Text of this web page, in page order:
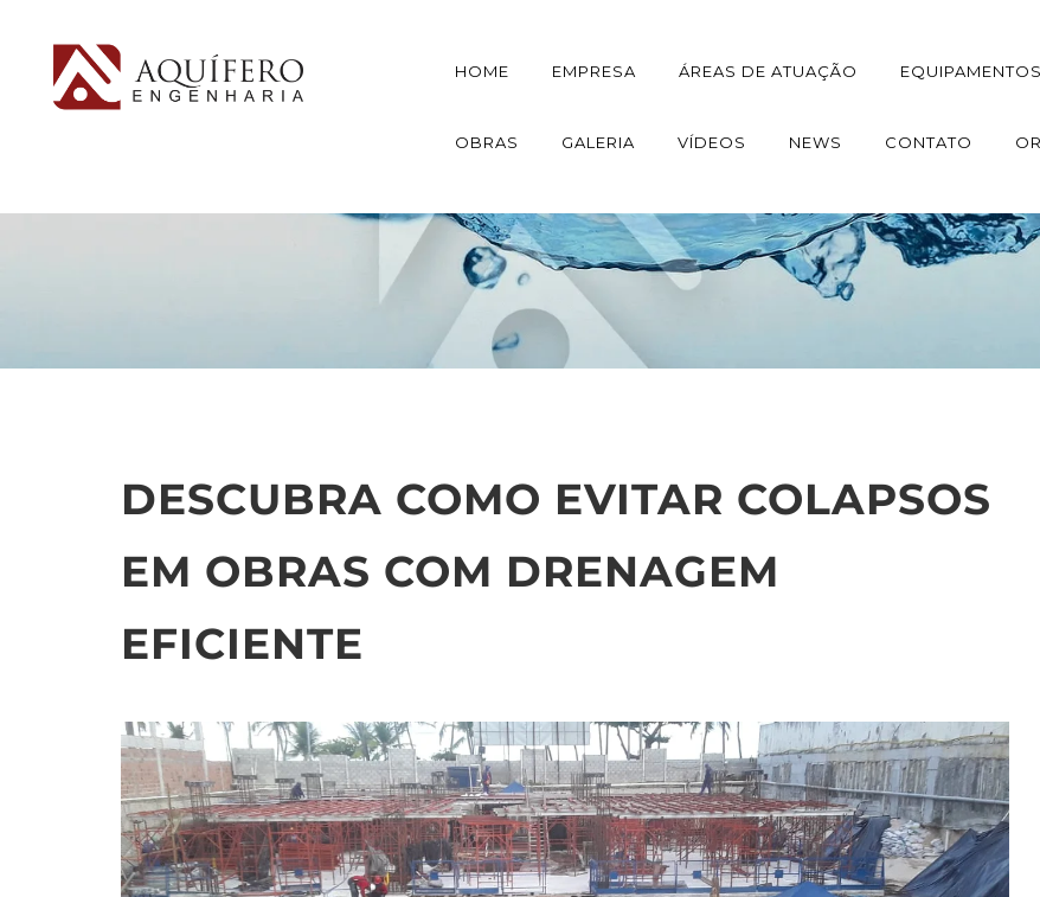
HOME EMPRESA ÁREAS DE ATUAÇÃO EQUIPAMENTOS
OBRAS GALERIA VÍDEOS NEWS CONTATO
DESCUBRA COMO EVITAR COLAPSOS
EM OBRAS COM DRENAGEM
EFICIENTE